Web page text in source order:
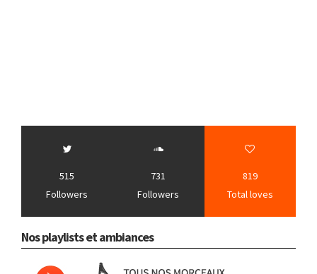
515
Followers
731
Followers
819
Total loves
Nos playlists et ambiances